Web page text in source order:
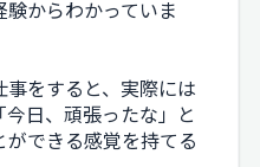
からわかっていま
をすると、実際には
日、頑張ったな」と
できる感覚を持てる